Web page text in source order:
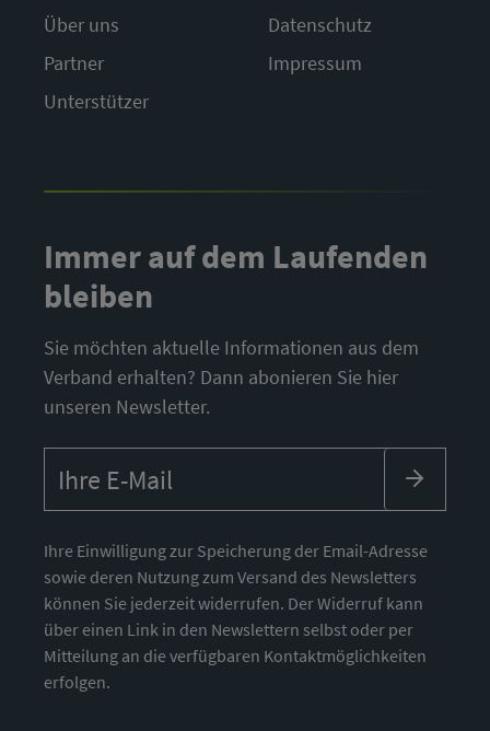
Über uns
Partner
Unterstützer
Datenschutz
Impressum
Immer auf dem Laufenden
bleiben
Sie möchten aktuelle Informationen aus dem
Verband erhalten? Dann abonieren Sie hier
unseren Newsletter.
Ihre Einwilligung zur Speicherung der Email-Adresse
sowie deren Nutzung zum Versand des Newsletters
können Sie jederzeit widerrufen. Der Widerruf kann
über einen Link in den Newslettern selbst oder per
Mitteilung an die verfügbaren Kontaktmöglichkeiten
erfolgen.